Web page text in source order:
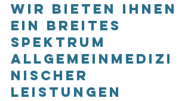
Wir bieten Ihnen
ein breites
Spektrum
allgemeinmedizi
nischer
Leistungen